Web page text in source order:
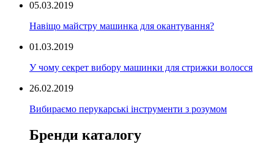
05.03.2019
Навіщо майстру машинка для окантування?
01.03.2019
У чому секрет вибору машинки для стрижки волосся
26.02.2019
Вибираємо перукарські інструменти з розумом
Бренди каталогу